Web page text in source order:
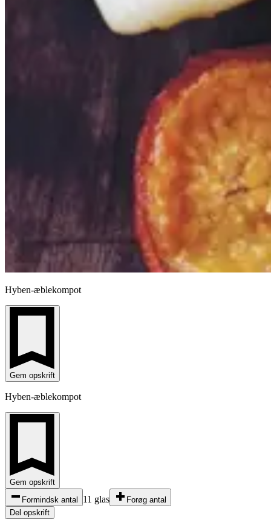
Hyben-æblekompot
Gem opskrift
Hyben-æblekompot
Gem opskrift
Formindsk antal
11 glas
Forøg antal
Del opskrift